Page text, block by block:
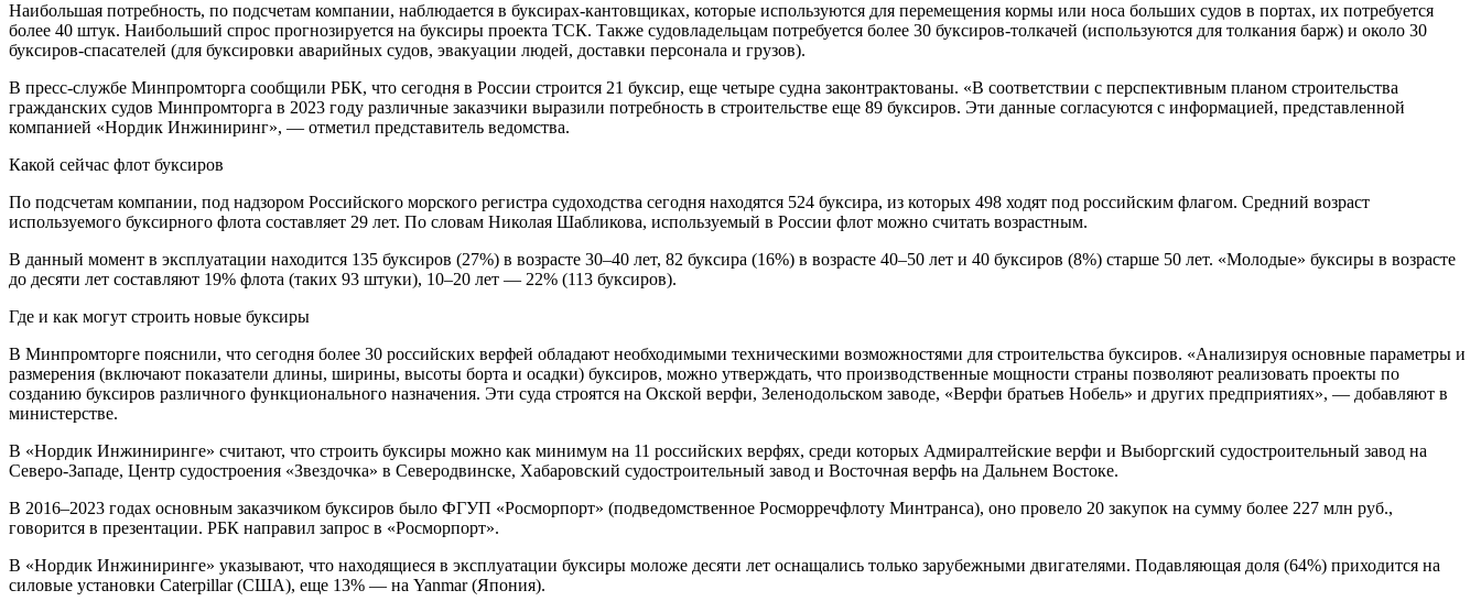
Наибольшая потребность, по подсчетам компании, наблюдается в буксирах-кантовщиках, которые используются для перемещения кормы или носа больших судов в портах, их потребуется
более 40 штук. Наибольший спрос прогнозируется на буксиры проекта ТСК. Также судовладельцам потребуется более 30 буксиров-толкачей (используются для толкания барж) и около 30
буксиров-спасателей (для буксировки аварийных судов, эвакуации людей, доставки персонала и грузов).
В пресс-службе Минпромторга сообщили РБК, что сегодня в России строится 21 буксир, еще четыре судна законтрактованы. «В соответствии с перспективным планом строительства
гражданских судов Минпромторга в 2023 году различные заказчики выразили потребность в строительстве еще 89 буксиров. Эти данные согласуются с информацией, представленной
компанией «Нордик Инжиниринг», — отметил представитель ведомства.
Какой сейчас флот буксиров
По подсчетам компании, под надзором Российского морского регистра судоходства сегодня находятся 524 буксира, из которых 498 ходят под российским флагом. Средний возраст
используемого буксирного флота составляет 29 лет. По словам Николая Шабликова, используемый в России флот можно считать возрастным.
В данный момент в эксплуатации находится 135 буксиров (27%) в возрасте 30–40 лет, 82 буксира (16%) в возрасте 40–50 лет и 40 буксиров (8%) старше 50 лет. «Молодые» буксиры в возрасте
до десяти лет составляют 19% флота (таких 93 штуки), 10–20 лет — 22% (113 буксиров).
Где и как могут строить новые буксиры
В Минпромторге пояснили, что сегодня более 30 российских верфей обладают необходимыми техническими возможностями для строительства буксиров. «Анализируя основные параметры и
размерения (включают показатели длины, ширины, высоты борта и осадки) буксиров, можно утверждать, что производственные мощности страны позволяют реализовать проекты по
созданию буксиров различного функционального назначения. Эти суда строятся на Окской верфи, Зеленодольском заводе, «Верфи братьев Нобель» и других предприятиях», — добавляют в
министерстве.
В «Нордик Инжиниринге» считают, что строить буксиры можно как минимум на 11 российских верфях, среди которых Адмиралтейские верфи и Выборгский судостроительный завод на
Северо-Западе, Центр судостроения «Звездочка» в Северодвинске, Хабаровский судостроительный завод и Восточная верфь на Дальнем Востоке.
В 2016–2023 годах основным заказчиком буксиров было ФГУП «Росморпорт» (подведомственное Росморречфлоту Минтранса), оно провело 20 закупок на сумму более 227 млн руб.,
говорится в презентации. РБК направил запрос в «Росморпорт».
В «Нордик Инжиниринге» указывают, что находящиеся в эксплуатации буксиры моложе десяти лет оснащались только зарубежными двигателями. Подавляющая доля (64%) приходится на
силовые установки Caterpillar (США), еще 13% — на Yanmar (Япония).